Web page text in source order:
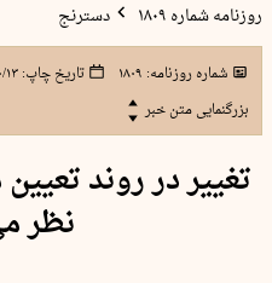
روزنامه شماره ۱۸۰۹ دسترنج
شماره روزنامه: ۱۸۰۹ تاریخ چاپ:
بزرگنمایی متن خبر
تغییر در روند
نظر